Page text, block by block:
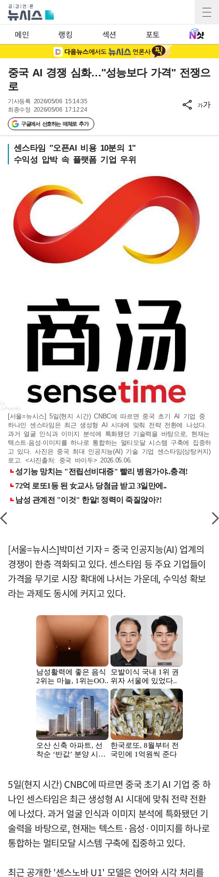
메인 랭킹 섹션 포토
중국 AI 경쟁 심화…"성능보다 가격" 전쟁으
로
기사등록 2026/05/06 15:14:35
최종수정 2026/05/06 17:12:24
구글에서 선호하는 매체로 추가
가가
센스타임 "오픈AI 비용 10분의 1"
수익성 압박 속 플랫폼 기업 우위
[서울=뉴시스] 5일(현지 시간) CNBC에 따르면 중국 초기 AI 기업 중
하나인 센스타임은 최근 생성형 AI 시대에 맞춰 전략 전환에 나섰다.
과거 얼굴 인식과 이미지 분석에 특화됐던 기술력을 바탕으로, 현재는
텍스트·음성·이미지를 하나로 통합하는 멀티모달 시스템 구축에 집중하
고 있다. 사진은 중국 최대 인공지능(AI) 기술 기업 센스타임(상탕커지)
로고. <사진출처: 중국 바이두> 2026.05.06.
[서울=뉴시스]박미선 기자 = 중국 인공지능(AI) 업계의
경쟁이 한층 격화되고 있다. 센스타임 등 주요 기업들이
가격을 무기로 시장 확대에 나서는 가운데, 수익성 확보
라는 과제도 동시에 커지고 있다.
5일(현지 시간) CNBC에 따르면 중국 초기 AI 기업 중 하
나인 센스타임은 최근 생성형 AI 시대에 맞춰 전략 전환
에 나섰다. 과거 얼굴 인식과 이미지 분석에 특화됐던 기
술력을 바탕으로, 현재는 텍스트·음성·이미지를 하나로
통합하는 멀티모달 시스템 구축에 집중하고 있다.
최근 공개한 '센스노바 U1' 모델은 언어와 시각 처리를